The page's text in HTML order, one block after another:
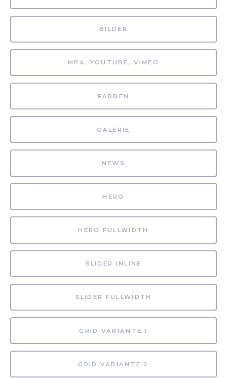
BILDER
MP4, YOUTUBE, VIMEO
FARBEN
GALERIE
NEWS
HERO
HERO FULLWIDTH
SLIDER INLINE
SLIDER FULLWIDTH
GRID VARIANTE 1
GRID VARIANTE 2